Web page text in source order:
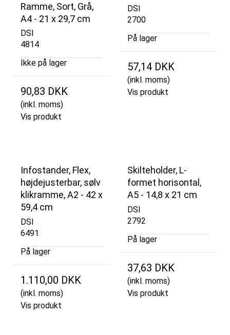
Ramme, Sort, Grå,
A4 - 21 x 29,7 cm
DSI
4814
Ikke på lager
90,83 DKK
(inkl. moms)
Vis produkt
DSI
2700
På lager
57,14 DKK
(inkl. moms)
Vis produkt
Infostander, Flex,
højdejusterbar, sølv
klikramme, A2 - 42 x
59,4 cm
DSI
6491
På lager
1.110,00 DKK
(inkl. moms)
Vis produkt
Skilteholder, L-
formet horisontal,
A5 - 14,8 x 21 cm
DSI
2792
På lager
37,63 DKK
(inkl. moms)
Vis produkt